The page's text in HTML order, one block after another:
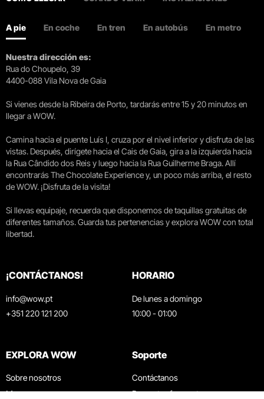
A pie En coche En tren En autobús En metro
Nuestra dirección es:
Rua do Choupelo, 39
4400-088 Vila Nova de Gaia
Si vienes desde la Ribeira de Porto, tardarás entre 15 y 20 minutos en
llegar a WOW.
Camina hacia el puente Luís I, cruza por el nivel inferior y disfruta de las
vistas. Después, dirígete hacia el Cais de Gaia, gira a la izquierda hacia
la Rua Cândido dos Reis y luego hacia la Rua Guilherme Braga. Allí
encontrarás The Chocolate Experience y, un poco más arriba, el resto
de WOW. ¡Disfruta de la visita!
Si llevas equipaje, recuerda que disponemos de taquillas gratuitas de
diferentes tamaños. Guarda tus pertenencias y explora WOW con total
libertad.
¡CONTÁCTANOS!
info@wow.pt
+351 220 121 200
HORARIO
De lunes a domingo
10:00 - 01:00
EXPLORA WOW
Sobre nosotros
Museos
Soporte
Contáctanos
Preguntas frecuentes